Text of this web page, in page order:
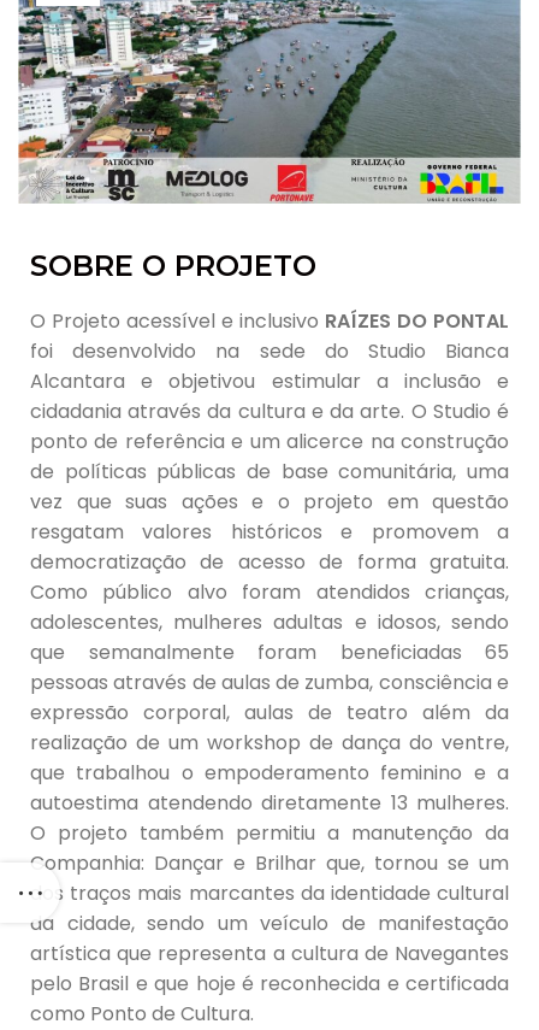
SOBRE O PROJETO
O Projeto acessível e inclusivo RAÍZES DO PONTAL
foi desenvolvido na sede do Studio Bianca
Alcantara e objetivou estimular a inclusão e
cidadania através da cultura e da arte. O Studio é
ponto de referência e um alicerce na construção
de políticas públicas de base comunitária, uma
vez que suas ações e o projeto em questão
resgatam valores históricos e promovem a
democratização de acesso de forma gratuita.
Como público alvo foram atendidos crianças,
adolescentes, mulheres adultas e idosos, sendo
que semanalmente foram beneficiadas 65
pessoas através de aulas de zumba, consciência e
expressão corporal, aulas de teatro além da
realização de um workshop de dança do ventre,
que trabalhou o empoderamento feminino e a
autoestima atendendo diretamente 13 mulheres.
O projeto também permitiu a manutenção da
Companhia: Dançar e Brilhar que, tornou se um
dos traços mais marcantes da identidade cultural
da cidade, sendo um veículo de manifestação
artística que representa a cultura de Navegantes
pelo Brasil e que hoje é reconhecida e certificada
como Ponto de Cultura.